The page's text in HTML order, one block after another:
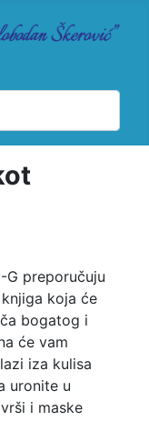
G preporučuju
knjiga koja će
bogatog i
će vam
iza kulisa
uronite u
i maske